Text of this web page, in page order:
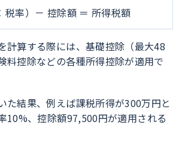
税率）－ 控除額 ＝ 所得税額
計算する際には、基礎控除（最大48
料控除などの各種所得控除が適用で
た結果、例えば課税所得が300万円と
10%、控除額97,500円が適用される